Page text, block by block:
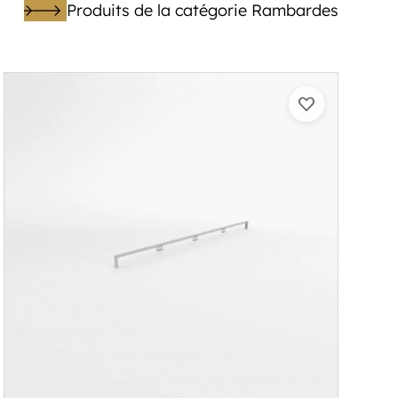
Produits de la catégorie Rambardes